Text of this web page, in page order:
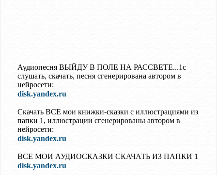
Аудиопесня ВЫЙДУ В ПОЛЕ НА РАССВЕТЕ...1с
слушать, скачать, песня сгенерирована автором в
нейросети:
disk.yandex.ru
Скачать ВСЕ мои книжки-сказки с иллюстрациями из
папки 1, иллюстрации сгенерированы автором в
нейросети:
disk.yandex.ru
ВСЕ МОИ АУДИОСКАЗКИ СКАЧАТЬ ИЗ ПАПКИ 1
disk.yandex.ru